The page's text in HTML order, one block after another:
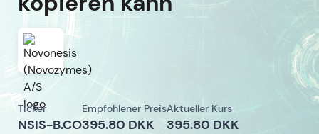
Ticker
NSIS-B.CO
Empfohlener Preis
395.80 DKK
Aktueller Kurs
395.80 DKK